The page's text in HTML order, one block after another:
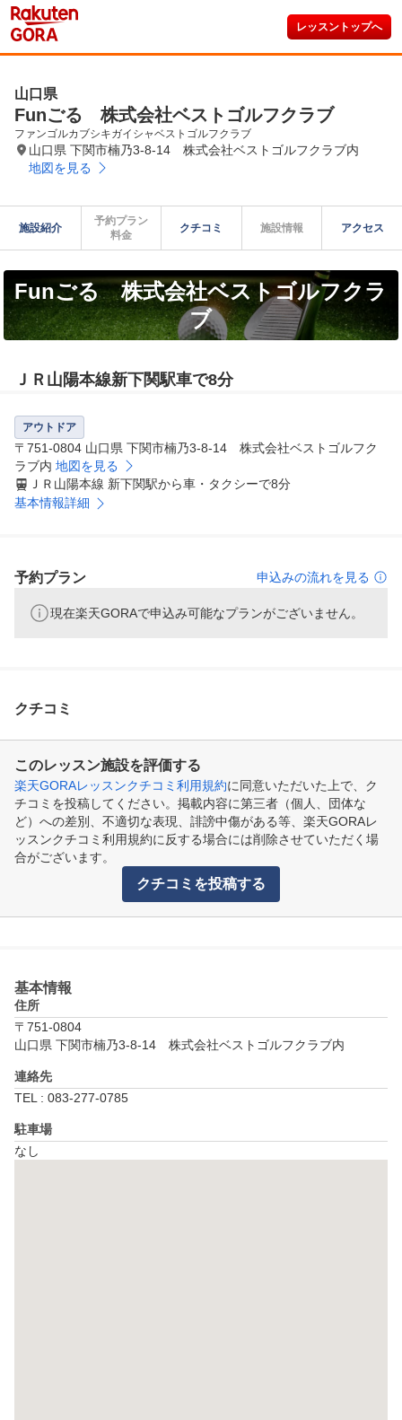
レッスントップへ
山口県
Funごる 株式会社ベストゴルフクラブ
ファンゴルカブシキガイシャベストゴルフクラブ
山口県 下関市楠乃3-8-14 株式会社ベストゴルフクラブ内
地図を見る
施設紹介
予約プラン
料金
クチコミ 施設情報 アクセス
Funごる 株式会社ベストゴルフクラ
ブ
ＪＲ山陽本線新下関駅車で8分
アウトドア
〒751-0804 山口県 下関市楠乃3-8-14 株式会社ベストゴルフク
ラブ内 地図を見る
ＪＲ山陽本線 新下関駅から車・タクシーで8分
基本情報詳細
予約プラン 申込みの流れを見る
現在楽天GORAで申込み可能なプランがございません。
クチコミ
このレッスン施設を評価する
楽天GORAレッスンクチコミ利用規約に同意いただいた上で、ク
チコミを投稿してください。掲載内容に第三者（個人、団体な
ど）への差別、不適切な表現、誹謗中傷がある等、楽天GORAレ
ッスンクチコミ利用規約に反する場合には削除させていただく場
合がございます。
クチコミを投稿する
基本情報
住所
〒751-0804
山口県 下関市楠乃3-8-14　株式会社ベストゴルフクラブ内
連絡先
TEL : 083-277-0785
駐車場
なし